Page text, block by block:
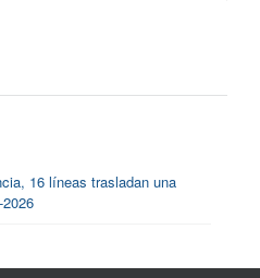
16 líneas trasladan una